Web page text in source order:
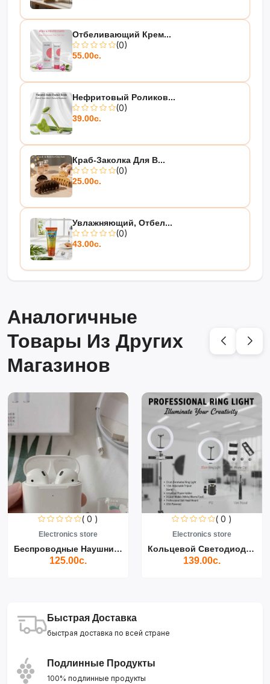
Отбеливающий Крем...
(0)
55.00с.
Нефритовый Роликов...
(0)
39.00с.
Краб-Заколка Для В...
(0)
25.00с.
Увлажняющий, Отбел...
(0)
43.00с.
Аналогичные
Товары Из Других
Магазинов
( 0 )
Electronics store
Беспроводные Наушники Air...
125.00с.
( 0 )
Electronics store
Кольцевой Светодиодный Св...
139.00с.
Быстрая Доставка
быстрая доставка по всей стране
Подлинные Продукты
100% подлинные продукты